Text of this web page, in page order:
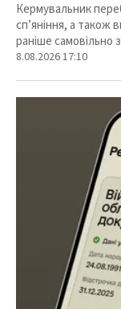
Кермувальник
сп’яніння, а також
раніше самовільно
8.08.2026 17:10